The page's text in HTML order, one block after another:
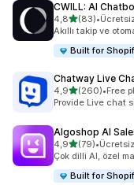
CWILL: AI
4,85 yıldız
(83)
toplam 83 •
Akıllı takip ve
Built for
Chatway Live
4,95 yıldız
(260)
toplam 260•Free
Provide Live chat
Algoshop AI
4,95 yıldız
(79)
toplam 79•
Çok dilli AI, özel
Built for